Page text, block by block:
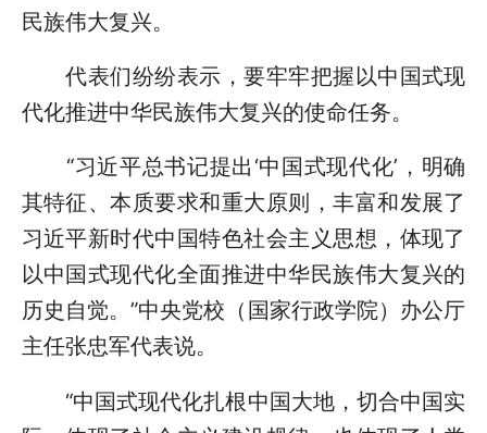
民族伟大复兴。
代表们纷纷表示，要牢牢把握以中国式现
代化推进中华民族伟大复兴的使命任务。
“习近平总书记提出‘中国式现代化’，明确
其特征、本质要求和重大原则，丰富和发展了
习近平新时代中国特色社会主义思想，体现了
以中国式现代化全面推进中华民族伟大复兴的
历史自觉。”中央党校（国家行政学院）办公厅
主任张忠军代表说。
“中国式现代化扎根中国大地，切合中国实